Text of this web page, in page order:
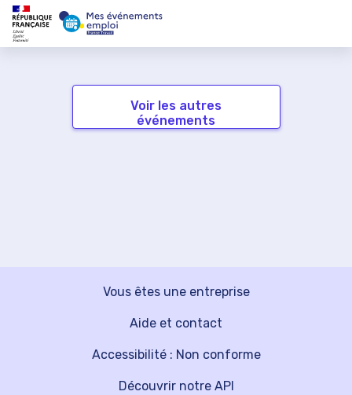
Voir les autres
événements
Vous êtes une entreprise
Découvrir notre API
Aide et contact
Accessibilité : Non conforme